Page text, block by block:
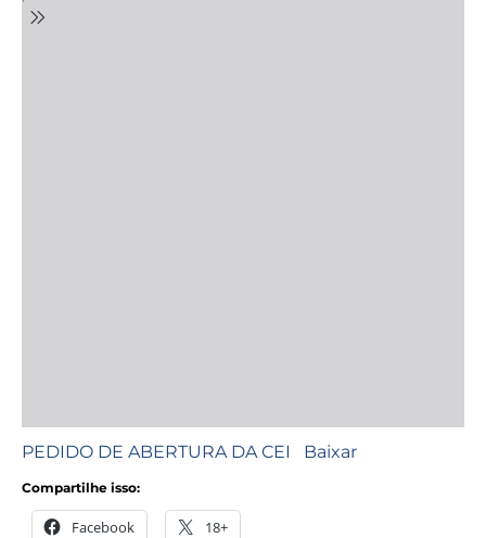
PEDIDO DE ABERTURA DA CEI Baixar
Compartilhe isso:
Facebook 18+